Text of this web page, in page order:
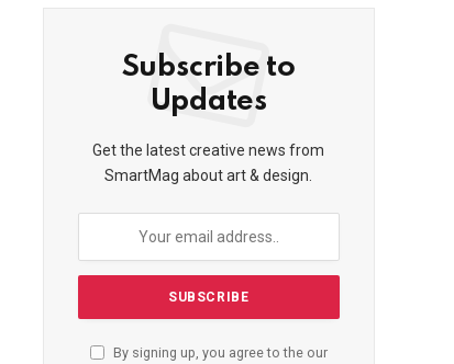
Subscribe to
Updates
Get the latest creative news from
SmartMag about art & design.
By signing up, you agree to the our